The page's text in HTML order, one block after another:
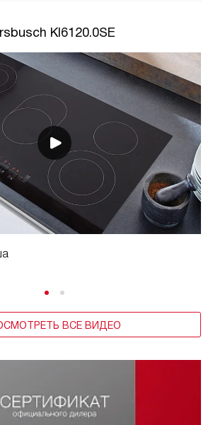
KI6120.0SE
ВСЕ ВИДЕО